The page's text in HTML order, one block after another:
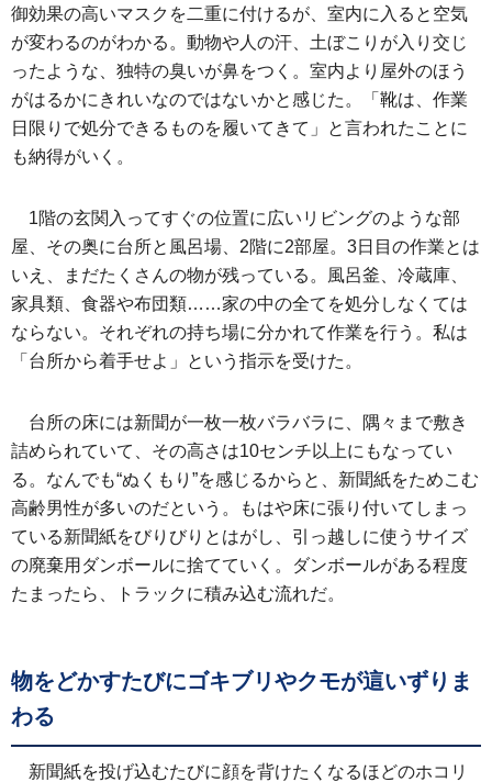
御効果の高いマスクを二重に付けるが、室内に入ると空気
が変わるのがわかる。動物や人の汗、土ぼこりが入り交じ
ったような、独特の臭いが鼻をつく。室内より屋外のほう
がはるかにきれいなのではないかと感じた。「靴は、作業
日限りで処分できるものを履いてきて」と言われたことに
も納得がいく。
1階の玄関入ってすぐの位置に広いリビングのような部
屋、その奥に台所と風呂場、2階に2部屋。3日目の作業とは
いえ、まだたくさんの物が残っている。風呂釜、冷蔵庫、
家具類、食器や布団類……家の中の全てを処分しなくては
ならない。それぞれの持ち場に分かれて作業を行う。私は
「台所から着手せよ」という指示を受けた。
台所の床には新聞が一枚一枚バラバラに、隅々まで敷き
詰められていて、その高さは10センチ以上にもなってい
る。なんでも“ぬくもり”を感じるからと、新聞紙をためこむ
高齢男性が多いのだという。もはや床に張り付いてしまっ
ている新聞紙をびりびりとはがし、引っ越しに使うサイズ
の廃棄用ダンボールに捨てていく。ダンボールがある程度
たまったら、トラックに積み込む流れだ。
物をどかすたびにゴキブリやクモが這いずりま
わる
新聞紙を投げ込むたびに顔を背けたくなるほどのホコリ